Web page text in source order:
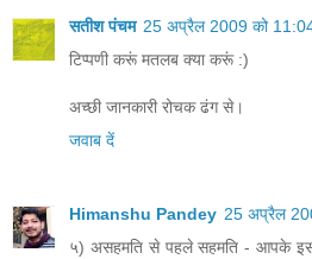
सतीश पंचम 25 अप्रैल 2009 को
टिप्पणी करूं मतलब क्या करूं :)
अच्छी जानकारी रोचक ढंग से।
जवाब दें
Himanshu Pandey 25 अप्रैल
५) असहमति से पहले सहमति - आपके इस